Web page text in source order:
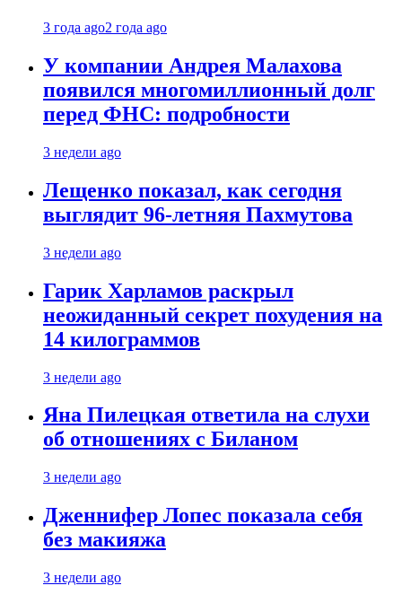
3 года ago2 года ago
У компании Андрея Малахова
появился многомиллионный долг
перед ФНС: подробности
3 недели ago
Лещенко показал, как сегодня
выглядит 96-летняя Пахмутова
3 недели ago
Гарик Харламов раскрыл
неожиданный секрет похудения на
14 килограммов
3 недели ago
Яна Пилецкая ответила на слухи
об отношениях с Биланом
3 недели ago
Дженнифер Лопес показала себя
без макияжа
3 недели ago